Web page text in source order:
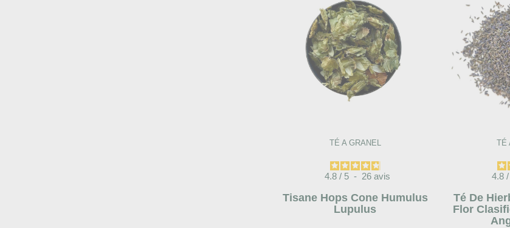
TÉ A GRANEL
4.8 / 5 - 26avis
Tisane Hops Cone Humulus
Lupulus
TÉ
4.8 /
Té De
Flor